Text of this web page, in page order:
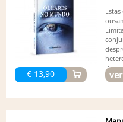
€ 13,90
de...